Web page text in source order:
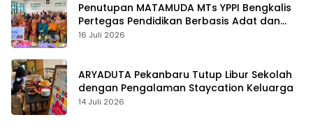
Penutupan MATAMUDA MTs YPPI Bengkalis
Pertegas Pendidikan Berbasis Adat dan
Karakter
16 Juli 2026
ARYADUTA Pekanbaru Tutup Libur Sekolah
dengan Pengalaman Staycation Keluarga
14 Juli 2026